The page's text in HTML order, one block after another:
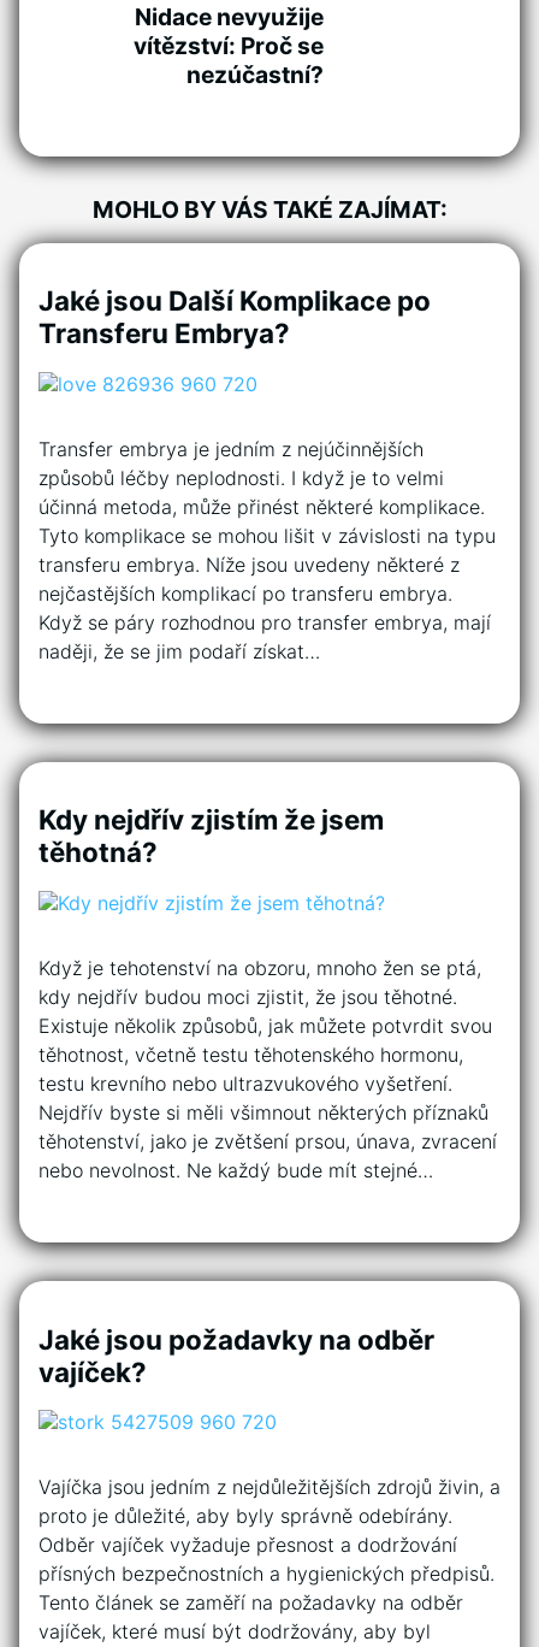
Nidace nevyužije
vítězství: Proč se
nezúčastní?
MOHLO BY VÁS TAKÉ ZAJÍMAT:
Jaké jsou Další Komplikace po
Transferu Embrya?
Transfer embrya je jedním z nejúčinnějších
způsobů léčby neplodnosti. I když je to velmi
účinná metoda, může přinést některé komplikace.
Tyto komplikace se mohou lišit v závislosti na typu
transferu embrya. Níže jsou uvedeny některé z
nejčastějších komplikací po transferu embrya.
Když se páry rozhodnou pro transfer embrya, mají
naději, že se jim podaří získat…
Kdy nejdřív zjistím že jsem
těhotná?
Když je tehotenství na obzoru, mnoho žen se ptá,
kdy nejdřív budou moci zjistit, že jsou těhotné.
Existuje několik způsobů, jak můžete potvrdit svou
těhotnost, včetně testu těhotenského hormonu,
testu krevního nebo ultrazvukového vyšetření.
Nejdřív byste si měli všimnout některých příznaků
těhotenství, jako je zvětšení prsou, únava, zvracení
nebo nevolnost. Ne každý bude mít stejné…
Jaké jsou požadavky na odběr
vajíček?
Vajíčka jsou jedním z nejdůležitějších zdrojů živin, a
proto je důležité, aby byly správně odebírány.
Odběr vajíček vyžaduje přesnost a dodržování
přísných bezpečnostních a hygienických předpisů.
Tento článek se zaměří na požadavky na odběr
vajíček, které musí být dodržovány, aby byl